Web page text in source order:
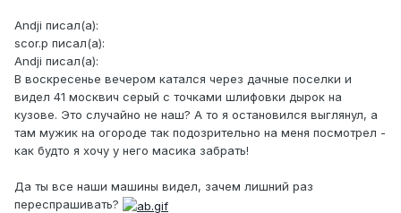
Andji писал(а):
scor.p писал(а):
Andji писал(а):
В воскресенье вечером катался через дачные поселки и
видел 41 москвич серый с точками шлифовки дырок на
кузове. Это случайно не наш? А то я остановился выглянул, а
там мужик на огороде так подозрительно на меня посмотрел -
как будто я хочу у него масика забрать!
Да ты все наши машины видел, зачем лишний раз
переспрашивать?